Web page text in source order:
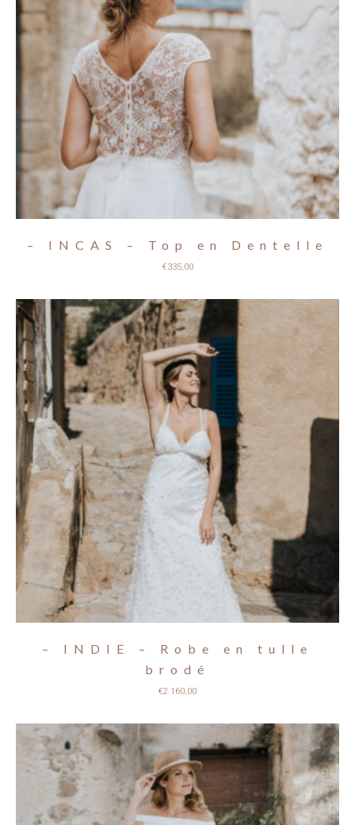
– INCAS – Top en Dentelle
€335,00
– INDIE – Robe en tulle
brodé
€2.160,00